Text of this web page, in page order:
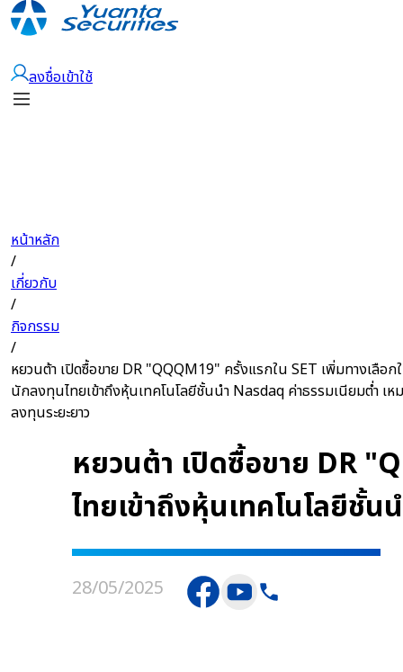
ลงชื่อเข้าใช้
หน้าหลัก
/
เกี่ยวกับ
/
กิจกรรม
/
หยวนต้า เปิดซื้อขาย DR "QQQM19" ครั้งแรกใน SET เพิ่มทางเลือก
นักลงทุนไทยเข้าถึงหุ้นเทคโนโลยีชั้นนำ Nasdaq ค่าธรรมเนียมต่ำ เหม
ลงทุนระยะยาว
หยวนต้า เปิดซื้อขาย DR
ไทยเข้าถึงหุ้นเทคโนโลยีชั้น
28/05/2025